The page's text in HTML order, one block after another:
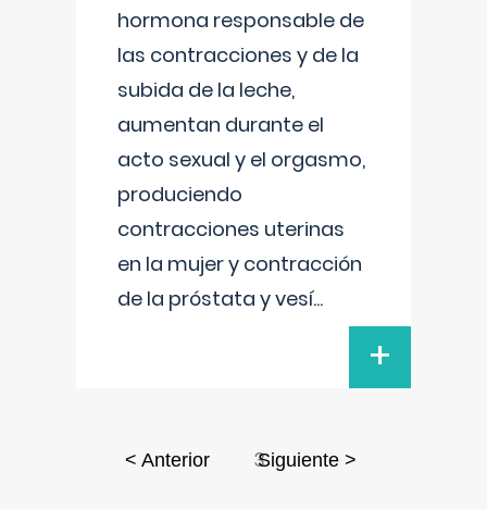
hormona responsable de
las contracciones y de la
subida de la leche,
aumentan durante el
acto sexual y el orgasmo,
produciendo
contracciones uterinas
en la mujer y contracción
de la próstata y vesí...
+
< Anterior 3Siguiente >